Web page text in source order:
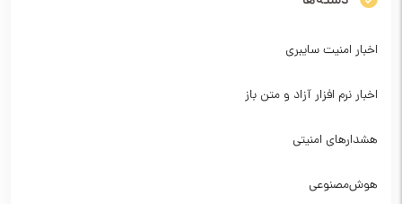
اخبار امنیت سایبری
اخبار نرم افزار آزاد و متن باز
هشدارهای امنیتی
هوش‌مصنوعی